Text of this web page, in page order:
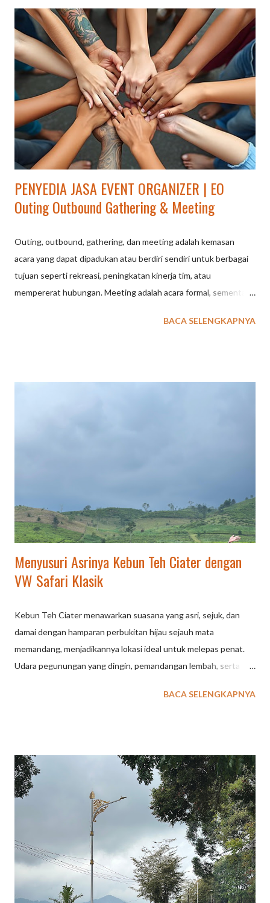
PENYEDIA JASA EVENT ORGANIZER | EO
Outing Outbound Gathering & Meeting
Outing, outbound, gathering, dan meeting adalah kemasan
acara yang dapat dipadukan atau berdiri sendiri untuk berbagai
tujuan seperti rekreasi, peningkatan kinerja tim, atau
mempererat hubungan. Meeting adalah acara formal, sementara
dan outbound untuk pelatihan melalui tantangan dan simulasi.
suasana yang akrab. Outbound : Kegiatan yang dirancang untuk
tujuan edukatif, seperti pengembangan diri, kep...
BACA SELENGKAPNYA
Menyusuri Asrinya Kebun Teh Ciater dengan
VW Safari Klasik
Kebun Teh Ciater menawarkan suasana yang asri, sejuk, dan
damai dengan hamparan perbukitan hijau sejauh mata
memandang, menjadikannya lokasi ideal untuk melepas penat.
Udara pegunungan yang dingin, pemandangan lembah, serta
piknik santai. Berikut detail keindahan dan aktivitas di Kebun
kawasan sekitar Asstro Highlands Ciater. Spot Santai dan
Kuliner: Banyak spot untuk berhenti, salah satunya yang
tersembunyi di sekitar jalur utama, di mana pengunjung bisa
berlesehan di saung-saung gratis, menikmati kuliner seperti teh
hangat, atau makanan ringan di pinggir jalan. Aktivitas Menarik:
pengunjung dapat melakukan trekking ringan, berfoto di tengah
kebun teh, atau berkeliling menggunakan VW Safari yang unik.
Lokasi Populer: Kawasan ini berdekatan dengan tempat w...
BACA SELENGKAPNYA